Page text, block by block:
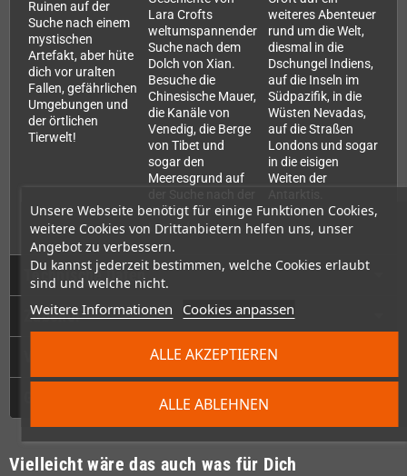
Unsere Webseite benötigt für einige Funktionen Cookies,
weitere Cookies von Drittanbietern helfen uns, unser
Angebot zu verbessern.
Du kannst jederzeit bestimmen, welche Cookies erlaubt
sind und welche nicht.
Weitere Informationen Cookies anpassen
ALLE ABLEHNEN
ALLE AKZEPTIEREN
Ruinen auf der
Suche nach einem
mystischen
Artefakt, aber hüte
dich vor uralten
Fallen, gefährlichen
Umgebungen und
der örtlichen
Tierwelt!
Lara Crofts
weltumspannender
Suche nach dem
Dolch von Xian.
Besuche die
Chinesische Mauer,
die Kanäle von
Venedig, die Berge
von Tibet und
sogar den
Meeresgrund auf
Wahrheit hinter der
Legende.
weiteres Abenteuer
rund um die Welt,
diesmal in die
Dschungel Indiens,
auf die Inseln im
Südpazifik, in die
Wüsten Nevadas,
auf die Straßen
Londons und sogar
in die eisigen
Weiten der
Technische Daten
Zubehör
Vielleicht wäre das auch was für Dich